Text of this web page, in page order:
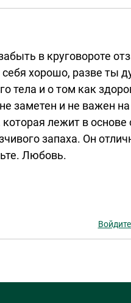
в круговороте
хорошо, разве ты
тела и о том как
заметен и не важен
лежит в
запаха. Он
Любовь.